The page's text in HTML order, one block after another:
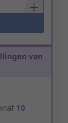
van
10